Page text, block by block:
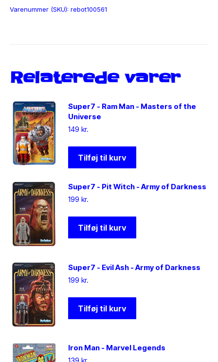
Varenummer (SKU): rebot100561
Relaterede varer
Super7 - Ram Man - Masters of the
Universe
149 kr.
Tilføj til kurv
Super7 - Pit Witch - Army of Darkness
199 kr.
Tilføj til kurv
Super7 - Evil Ash - Army of Darkness
199 kr.
Tilføj til kurv
Iron Man - Marvel Legends